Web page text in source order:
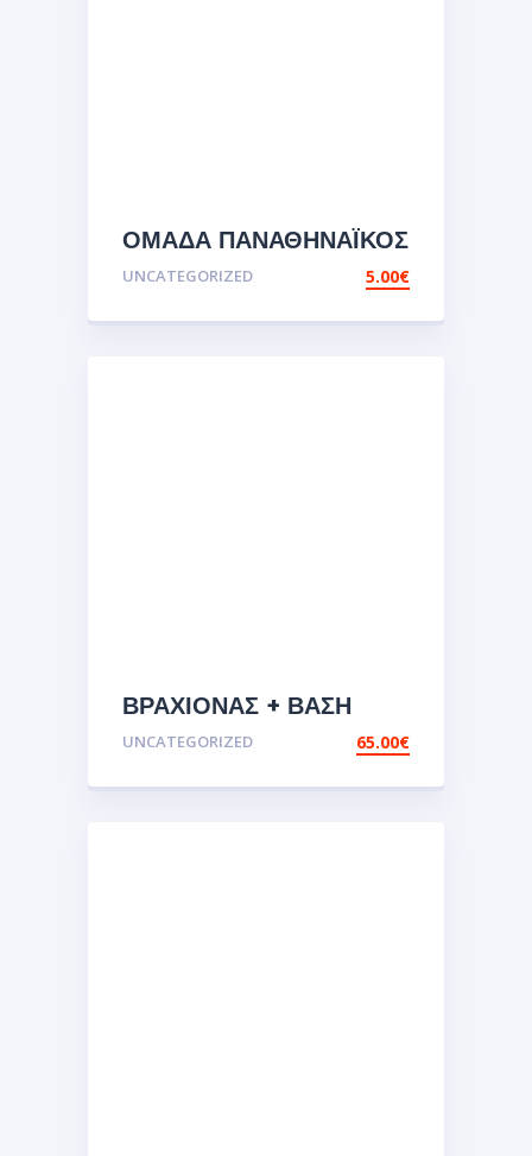
ΟΜΑΔΑ ΠΑΝΑΘΗΝΑΪΚΟΣ
ΜΠΡΕΛΟΚ ΚΕΝΤΗΜΑ
UNCATEGORIZED 5.00€
ΒΡΑΧΙΟΝΑΣ + ΒΑΣΗ
ΚΙΝΗΤΟΥ X MAX
UNCATEGORIZED 65.00€